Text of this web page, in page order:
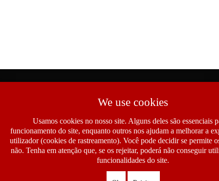
We use cookies
Usamos cookies no nosso site. Alguns deles são essenciais
funcionamento do site, enquanto outros nos ajudam a melhorar a
utilizador (cookies de rastreamento). Você pode decidir se permite
não. Tenha em atenção que, se os rejeitar, poderá não conseguir
funcionalidades do site.